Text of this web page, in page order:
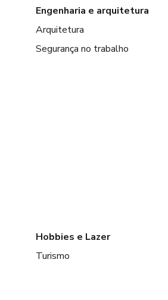
Engenharia e arquitetura
Arquitetura
Segurança no trabalho
Hobbies e Lazer
Turismo